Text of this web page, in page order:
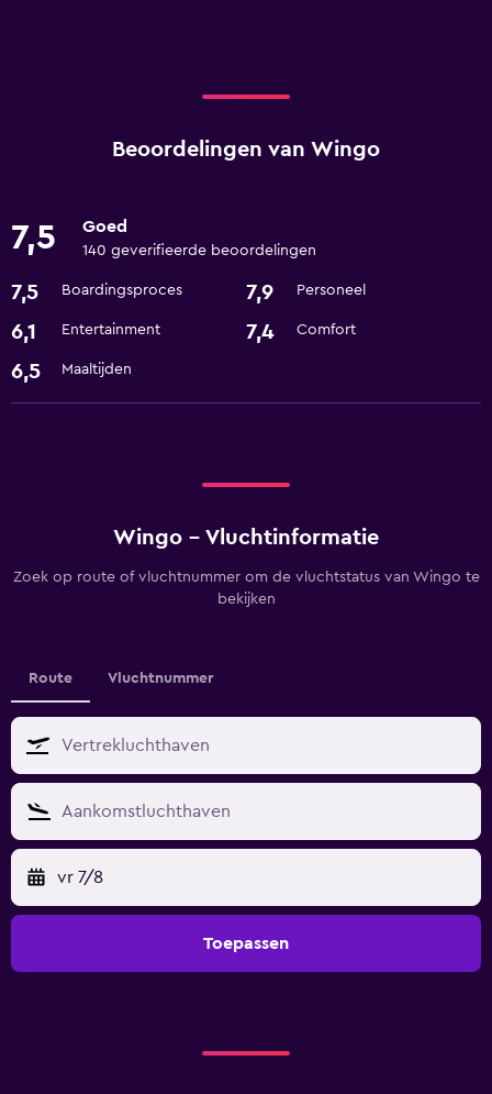
Beoordelingen van Wingo
7,5 Goed
140 geverifieerde beoordelingen
7,5 Boardingsproces 7,9 Personeel
6,1 Entertainment 7,4 Comfort
6,5 Maaltijden
Wingo - Vluchtinformatie
Zoek op route of vluchtnummer om de vluchtstatus van Wingo te
bekijken
Route Vluchtnummer
vr 7/8
Toepassen